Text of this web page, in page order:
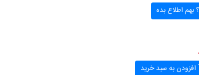
اطلاع بده
افزودن به سبد خرید